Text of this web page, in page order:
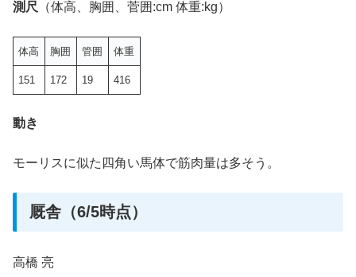
測尺 （体高、胸囲、菅囲:cm 体重:kg）
体高 胸囲 管囲 体重
151 172 19 416
動き
モーリスに似た四角い馬体で筋肉量は多そう。
厩舎（6/5時点）
高橋 亮